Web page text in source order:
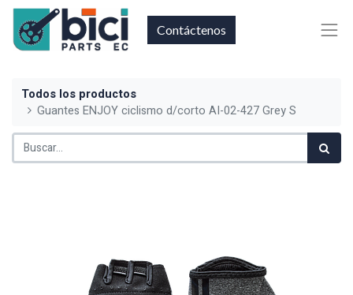
Contáctenos
Todos los productos
Guantes ENJOY ciclismo d/corto AI-02-427 Grey S